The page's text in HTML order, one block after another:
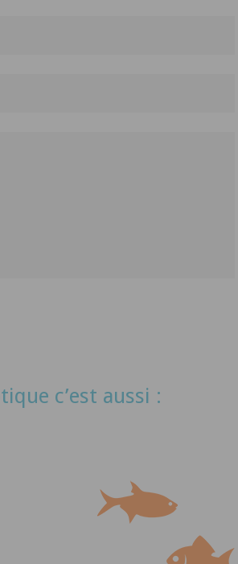
c’est aussi :